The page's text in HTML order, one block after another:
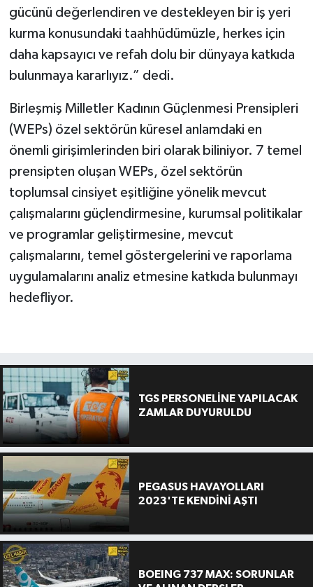
gücünü değerlendiren ve destekleyen bir iş yeri
kurma konusundaki taahhüdümüzle, herkes için
daha kapsayıcı ve refah dolu bir dünyaya katkıda
bulunmaya kararlıyız.” dedi.
Birleşmiş Milletler Kadının Güçlenmesi Prensipleri
(WEPs) özel sektörün küresel anlamdaki en
önemli girişimlerinden biri olarak biliniyor. 7 temel
prensipten oluşan WEPs, özel sektörün
toplumsal cinsiyet eşitliğine yönelik mevcut
çalışmalarını güçlendirmesine, kurumsal politikalar
ve programlar geliştirmesine, mevcut
çalışmalarını, temel göstergelerini ve raporlama
uygulamalarını analiz etmesine katkıda bulunmayı
hedefliyor.
TGS PERSONELİNE YAPILACAK
ZAMLAR DUYURULDU
PEGASUS HAVAYOLLARI
2023'TE KENDİNİ AŞTI
BOEING 737 MAX: SORUNLAR